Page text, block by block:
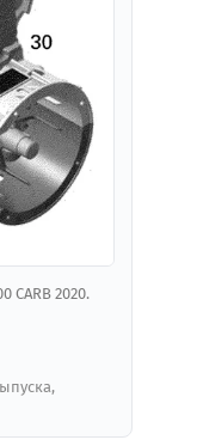
CARB 2020.